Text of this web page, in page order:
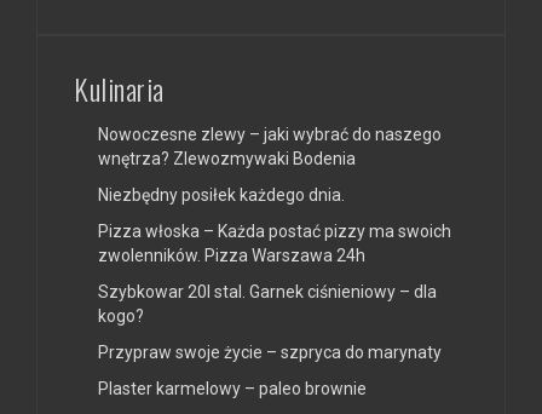
Kulinaria
Nowoczesne zlewy – jaki wybrać do naszego
wnętrza? Zlewozmywaki Bodenia
Niezbędny posiłek każdego dnia.
Pizza włoska – Każda postać pizzy ma swoich
zwolenników. Pizza Warszawa 24h
Szybkowar 20l stal. Garnek ciśnieniowy – dla
kogo?
Przypraw swoje życie – szpryca do marynaty
Plaster karmelowy – paleo brownie